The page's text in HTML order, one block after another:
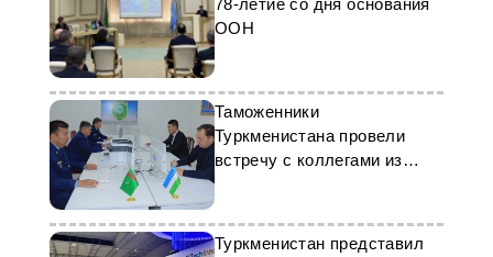
78-летие со дня основания
ООН
Таможенники
Туркменистана провели
встречу с коллегами из
Узбекистана
Туркменистан представил